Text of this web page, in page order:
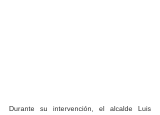
Durante su intervención, el alcalde Luis